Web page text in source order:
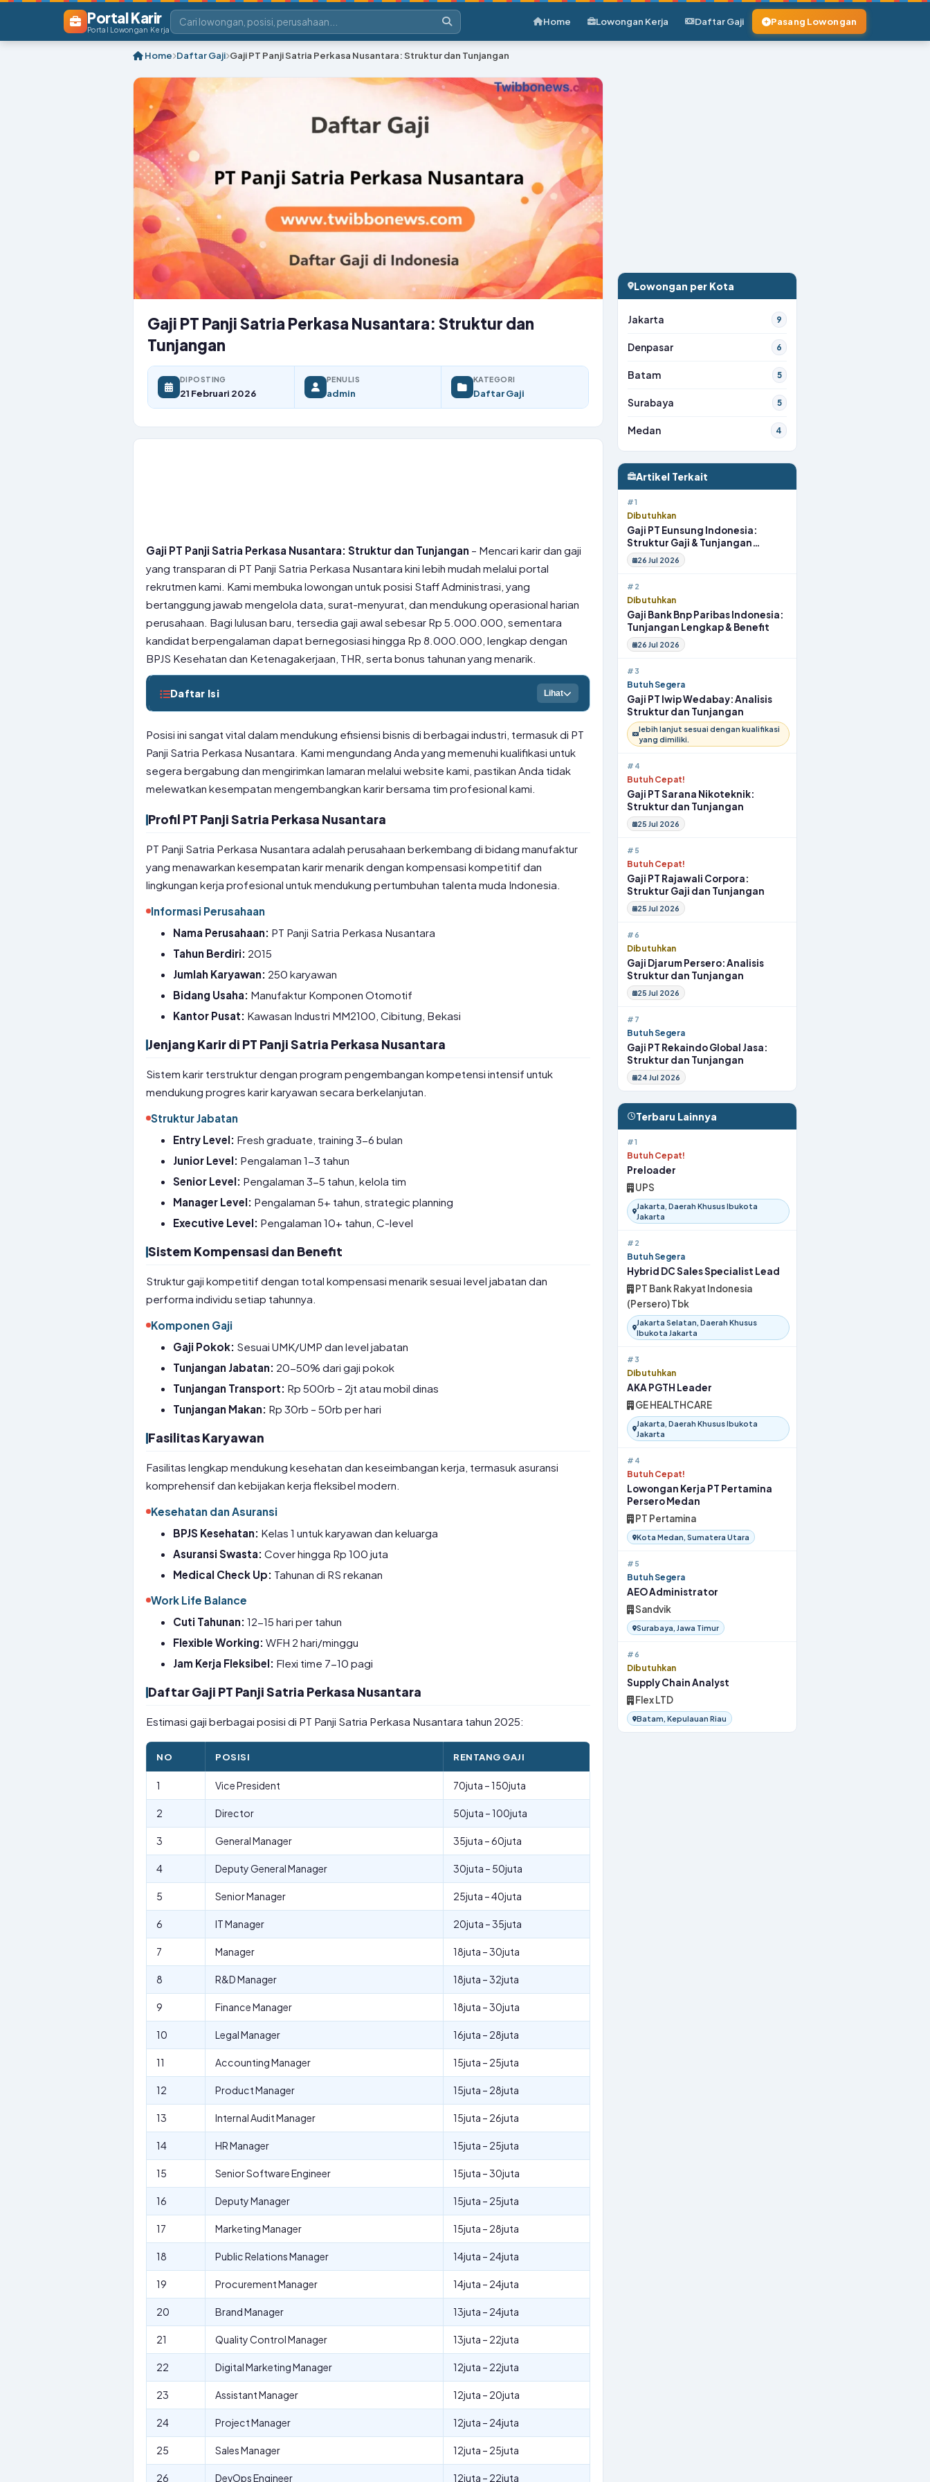
Portal Karir
Portal Lowongan Kerja
Home Lowongan Kerja Daftar Gaji Pasang Lowongan
Home Daftar Gaji Gaji PT Panji Satria Perkasa Nusantara: Struktur dan Tunjangan
Gaji PT Panji Satria Perkasa Nusantara: Struktur dan
Tunjangan
DIPOSTING
21 Februari 2026
PENULIS
admin
KATEGORI
Daftar Gaji
Gaji PT Panji Satria Perkasa Nusantara: Struktur dan Tunjangan – Mencari karir dan gaji
yang transparan di PT Panji Satria Perkasa Nusantara kini lebih mudah melalui portal
rekrutmen kami. Kami membuka lowongan untuk posisi Staff Administrasi, yang
bertanggung jawab mengelola data, surat-menyurat, dan mendukung operasional harian
perusahaan. Bagi lulusan baru, tersedia gaji awal sebesar Rp 5.000.000, sementara
kandidat berpengalaman dapat bernegosiasi hingga Rp 8.000.000, lengkap dengan
BPJS Kesehatan dan Ketenagakerjaan, THR, serta bonus tahunan yang menarik.
Daftar Isi Lihat
Posisi ini sangat vital dalam mendukung efisiensi bisnis di berbagai industri, termasuk di PT
Panji Satria Perkasa Nusantara. Kami mengundang Anda yang memenuhi kualifikasi untuk
segera bergabung dan mengirimkan lamaran melalui website kami, pastikan Anda tidak
melewatkan kesempatan mengembangkan karir bersama tim profesional kami.
Profil PT Panji Satria Perkasa Nusantara
PT Panji Satria Perkasa Nusantara adalah perusahaan berkembang di bidang manufaktur
yang menawarkan kesempatan karir menarik dengan kompensasi kompetitif dan
lingkungan kerja profesional untuk mendukung pertumbuhan talenta muda Indonesia.
Informasi Perusahaan
Nama Perusahaan: PT Panji Satria Perkasa Nusantara
Tahun Berdiri: 2015
Jumlah Karyawan: 250 karyawan
Bidang Usaha: Manufaktur Komponen Otomotif
Kantor Pusat: Kawasan Industri MM2100, Cibitung, Bekasi
Jenjang Karir di PT Panji Satria Perkasa Nusantara
Sistem karir terstruktur dengan program pengembangan kompetensi intensif untuk
mendukung progres karir karyawan secara berkelanjutan.
Struktur Jabatan
Entry Level: Fresh graduate, training 3-6 bulan
Junior Level: Pengalaman 1-3 tahun
Senior Level: Pengalaman 3-5 tahun, kelola tim
Manager Level: Pengalaman 5+ tahun, strategic planning
Executive Level: Pengalaman 10+ tahun, C-level
Sistem Kompensasi dan Benefit
Struktur gaji kompetitif dengan total kompensasi menarik sesuai level jabatan dan
performa individu setiap tahunnya.
Komponen Gaji
Gaji Pokok: Sesuai UMK/UMP dan level jabatan
Tunjangan Jabatan: 20-50% dari gaji pokok
Tunjangan Transport: Rp 500rb – 2jt atau mobil dinas
Tunjangan Makan: Rp 30rb – 50rb per hari
Fasilitas Karyawan
Fasilitas lengkap mendukung kesehatan dan keseimbangan kerja, termasuk asuransi
komprehensif dan kebijakan kerja fleksibel modern.
Kesehatan dan Asuransi
BPJS Kesehatan: Kelas 1 untuk karyawan dan keluarga
Asuransi Swasta: Cover hingga Rp 100 juta
Medical Check Up: Tahunan di RS rekanan
Work Life Balance
Cuti Tahunan: 12-15 hari per tahun
Flexible Working: WFH 2 hari/minggu
Jam Kerja Fleksibel: Flexi time 7-10 pagi
Daftar Gaji PT Panji Satria Perkasa Nusantara
Estimasi gaji berbagai posisi di PT Panji Satria Perkasa Nusantara tahun 2025:
NO POSISI RENTANG GAJI
1 Vice President 70juta – 150juta
2 Director 50juta – 100juta
3 General Manager 35juta – 60juta
4 Deputy General Manager 30juta – 50juta
5 Senior Manager 25juta – 40juta
6 IT Manager 20juta – 35juta
7 Manager 18juta – 30juta
8 R&D Manager 18juta – 32juta
9 Finance Manager 18juta – 30juta
10 Legal Manager 16juta – 28juta
11 Accounting Manager 15juta – 25juta
12 Product Manager 15juta – 28juta
13 Internal Audit Manager 15juta – 26juta
14 HR Manager 15juta – 25juta
15 Senior Software Engineer 15juta – 30juta
16 Deputy Manager 15juta – 25juta
17 Marketing Manager 15juta – 28juta
18 Public Relations Manager 14juta – 24juta
19 Procurement Manager 14juta – 24juta
20 Brand Manager 13juta – 24juta
21 Quality Control Manager 13juta – 22juta
22 Digital Marketing Manager 12juta – 22juta
23 Assistant Manager 12juta – 20juta
24 Project Manager 12juta – 24juta
25 Sales Manager 12juta – 25juta
26 DevOps Engineer 12juta – 22juta
Lowongan per Kota
Jakarta 9
Denpasar 6
Batam 5
Surabaya 5
Medan 4
Artikel Terkait
#1
Dibutuhkan
Gaji PT Eunsung Indonesia:
Struktur Gaji & Tunjangan
Lengkap
26 Jul 2026
#2
Dibutuhkan
Gaji Bank Bnp Paribas Indonesia:
Tunjangan Lengkap & Benefit
26 Jul 2026
#3
Butuh Segera
Gaji PT Iwip Wedabay: Analisis
Struktur dan Tunjangan
lebih lanjut sesuai dengan kualifikasi
yang dimiliki.
#4
Butuh Cepat!
Gaji PT Sarana Nikoteknik:
Struktur dan Tunjangan
25 Jul 2026
#5
Butuh Cepat!
Gaji PT Rajawali Corpora:
Struktur Gaji dan Tunjangan
25 Jul 2026
#6
Dibutuhkan
Gaji Djarum Persero: Analisis
Struktur dan Tunjangan
25 Jul 2026
#7
Butuh Segera
Gaji PT Rekaindo Global Jasa:
Struktur dan Tunjangan
24 Jul 2026
Terbaru Lainnya
#1
Butuh Cepat!
Preloader
UPS
Jakarta, Daerah Khusus Ibukota
Jakarta
#2
Butuh Segera
Hybrid DC Sales Specialist Lead
PT Bank Rakyat Indonesia
(Persero) Tbk
Jakarta Selatan, Daerah Khusus
Ibukota Jakarta
#3
Dibutuhkan
AKA PGTH Leader
GE HEALTHCARE
Jakarta, Daerah Khusus Ibukota
Jakarta
#4
Butuh Cepat!
Lowongan Kerja PT Pertamina
Persero Medan
PT Pertamina
Kota Medan, Sumatera Utara
#5
Butuh Segera
AEO Administrator
Sandvik
Surabaya, Jawa Timur
#6
Dibutuhkan
Supply Chain Analyst
Flex LTD
Batam, Kepulauan Riau